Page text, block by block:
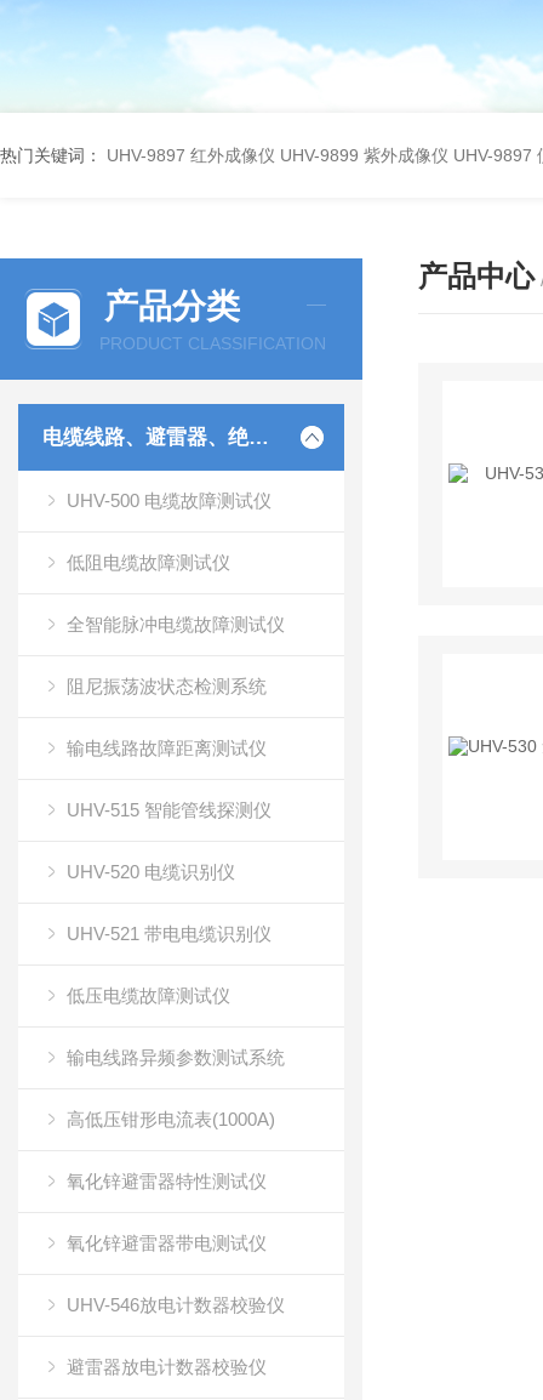
热门关键词： UHV-9897 红外成像仪 UHV-9899 紫外成像仪 UHV-9897
产品分类
PRODUCT CLASSIFICATION
电缆线路、避雷器、绝缘子测试仪器
UHV-500 电缆故障测试仪
低阻电缆故障测试仪
全智能脉冲电缆故障测试仪
阻尼振荡波状态检测系统
输电线路故障距离测试仪
UHV-515 智能管线探测仪
UHV-520 电缆识别仪
UHV-521 带电电缆识别仪
低压电缆故障测试仪
输电线路异频参数测试系统
高低压钳形电流表(1000A)
氧化锌避雷器特性测试仪
氧化锌避雷器带电测试仪
UHV-546放电计数器校验仪
避雷器放电计数器校验仪
产品中心